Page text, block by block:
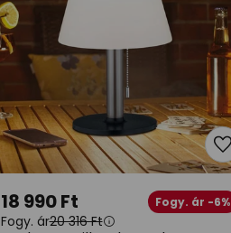
18 990 Ft Fogy. ár -6%
Fogy. ár20 316 Ft